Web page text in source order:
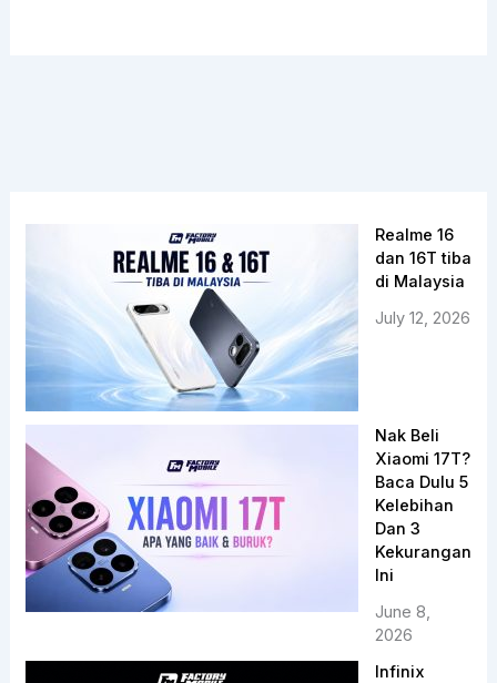
Realme 16
dan 16T tiba
di Malaysia
July 12, 2026
Nak Beli
Xiaomi 17T?
Baca Dulu 5
Kelebihan
Dan 3
Kekurangan
Ini
June 8,
2026
Infinix